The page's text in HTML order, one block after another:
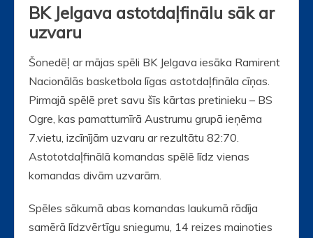
BK Jelgava astotdaļfinālu sāk ar
uzvaru
Šonedēļ ar mājas spēli BK Jelgava iesāka Ramirent
Nacionālās basketbola līgas astotdaļfināla cīņas.
Pirmajā spēlē pret savu šīs kārtas pretinieku – BS
Ogre, kas pamatturnīrā Austrumu grupā ieņēma
7.vietu, izcīnījām uzvaru ar rezultātu 82:70.
Astototdaļfinālā komandas spēlē līdz vienas
komandas divām uzvarām.
Spēles sākumā abas komandas laukumā rādīja
samērā līdzvērtīgu sniegumu, 14 reizes mainoties